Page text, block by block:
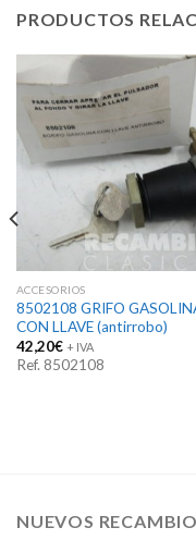
PRODUCTOS
ACCESORIOS
8502108 GRIFO
CON LLAVE (antirrobo)
42,20€ + IVA
Ref. 8502108
NUEVOS